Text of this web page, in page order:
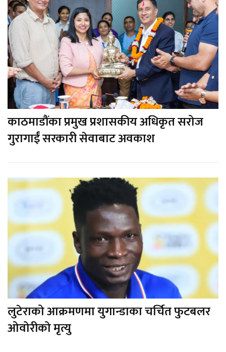
काठमाडौंका प्रमुख प्रशासकीय अधिकृत सरोज
गुरागाईं सरकारी सेवाबाट अवकाश
लुटेराको आक्रमणमा युगान्डाका चर्चित फुटबलर
ओवोरीको मृत्यु